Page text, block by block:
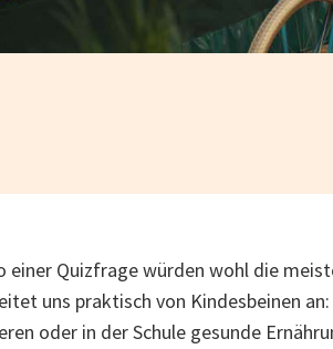
einer Quizfrage würden wohl die
uns praktisch von Kindesbeinen
oder in der Schule gesunde